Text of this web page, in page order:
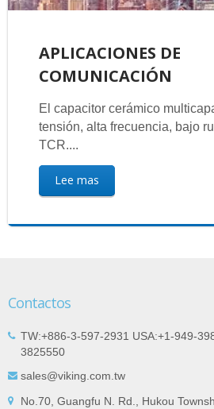
APLICACIONES DE
COMUNICACIÓN
El capacitor cerámico
tensión, alta frecuencia, bajo
TCR....
Lee mas
Contactos
TW:+886-3-597-2931 USA:+1-949-
3825550
sales@viking.com.tw
No.70, Guangfu N. Rd., Hukou